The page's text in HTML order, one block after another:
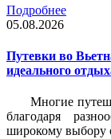
Подробнее
05.08.2026
Путевки во
идеального
Многие
благодаря
широкому выбору